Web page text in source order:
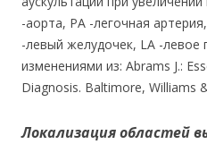
-аорта, РА -легочная
-левый желудочек, LA -левое
изменениями из: Abrams J.:
Diagnosis. Baltimore, Williams
Локализация областей